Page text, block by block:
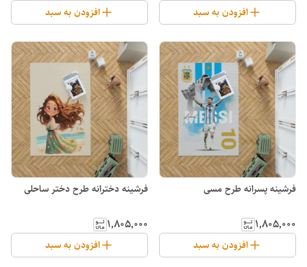
افزودن به سبد افزودن به سبد
فرشینه پسرانه طرح مسی
۱٬۸۰۵٬۰۰۰
افزودن به سبد
فرشینه دخترانه طرح دختر ساحلی
۱٬۸۰۵٬۰۰۰
افزودن به سبد